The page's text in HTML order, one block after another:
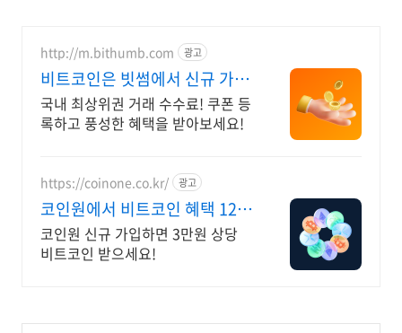
http://m.bithumb.com 광고
비트코인은 빗썸에서 신규 가입
시 5만원 혜택
국내 최상위권 거래 수수료! 쿠폰 등
록하고 풍성한 혜택을 받아보세요!
https://coinone.co.kr/ 광고
코인원에서 비트코인 혜택 12년
무사고 거래소
코인원 신규 가입하면 3만원 상당
비트코인 받으세요!